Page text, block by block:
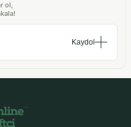
ol,
Kaydol